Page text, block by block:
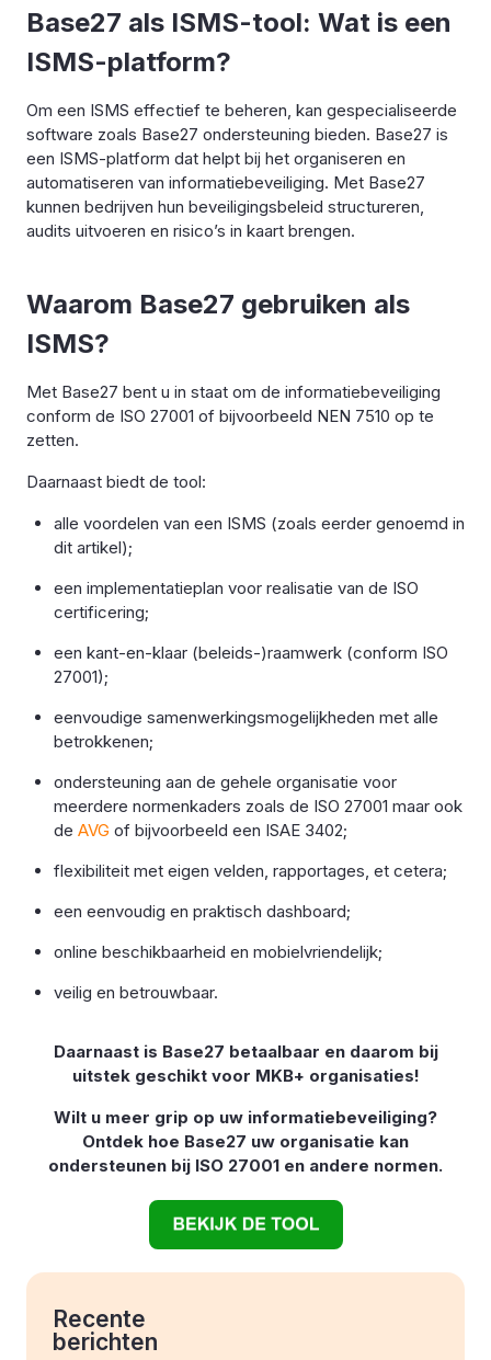
Base27 als ISMS-tool: Wat is een
ISMS-platform?
Om een ISMS effectief te beheren, kan gespecialiseerde
software zoals Base27 ondersteuning bieden. Base27 is
een ISMS-platform dat helpt bij het organiseren en
automatiseren van informatiebeveiliging. Met Base27
kunnen bedrijven hun beveiligingsbeleid structureren,
audits uitvoeren en risico’s in kaart brengen.
Waarom Base27 gebruiken als
ISMS?
Met Base27 bent u in staat om de informatiebeveiliging
conform de ISO 27001 of bijvoorbeeld NEN 7510 op te
zetten.
Daarnaast biedt de tool:
alle voordelen van een ISMS (zoals eerder genoemd in
dit artikel);
een implementatieplan voor realisatie van de ISO
certificering;
een kant-en-klaar (beleids-)raamwerk (conform ISO
27001);
eenvoudige samenwerkingsmogelijkheden met alle
betrokkenen;
ondersteuning aan de gehele organisatie voor
meerdere normenkaders zoals de ISO 27001 maar ook
de AVG of bijvoorbeeld een ISAE 3402;
flexibiliteit met eigen velden, rapportages, et cetera;
een eenvoudig en praktisch dashboard;
online beschikbaarheid en mobielvriendelijk;
veilig en betrouwbaar.
Daarnaast is Base27 betaalbaar en daarom bij
uitstek geschikt voor MKB+ organisaties!
Wilt u meer grip op uw informatiebeveiliging?
Ontdek hoe Base27 uw organisatie kan
ondersteunen bij ISO 27001 en andere normen.
Recente
berichten